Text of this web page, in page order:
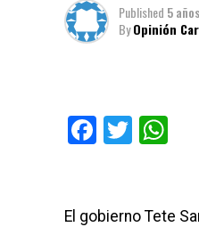
Published 5
ByOpinión
Facebook
El gobierno Tete